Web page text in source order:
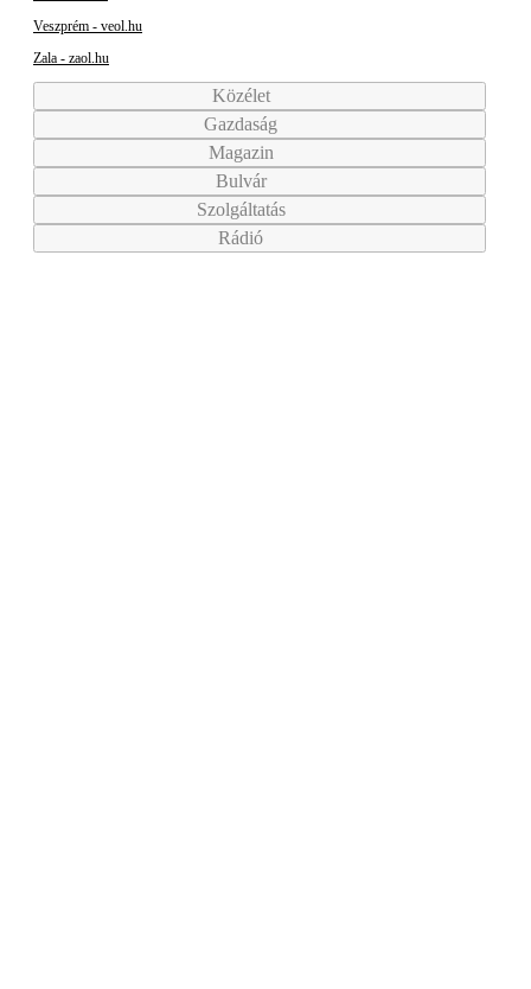
Veszprém - veol.hu
Zala - zaol.hu
Közélet
Gazdaság
Magazin
Bulvár
Szolgáltatás
Rádió